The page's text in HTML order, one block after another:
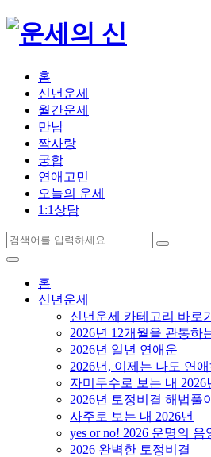
홈
신년운세
월간운세
만남
짝사랑
궁합
연애고민
오늘의 운세
1:1상담
홈
신년운세
신년운세 카테고리 바로
2026년 12개월을 관통하
2026년 일년 연애운
2026년, 이제는 나도 연
자미두수로 보는 내 2026
2026년 토정비결 해법풀이
사주로 보는 내 2026년
yes or no! 2026 운명의 음
2026 완벽한 토정비결